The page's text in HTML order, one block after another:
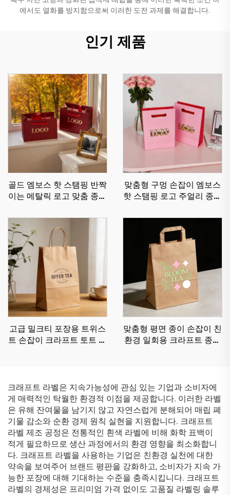
에서도 열화를 방지함으로써 이러한 도전 과제를 해결합니다.
인기 제품
골드 엠보스 핫 스탬핑 반짝
이는 메탈릭 로고 맞춤 종이
이 가방
맞춤형 구멍 손잡이 엠보스
핫 스탬핑 로고 주얼리 종이
고급 밀크티 포장용 트위스
트 손잡이 크라프트 토트 종
맞춤형 평면 종이 손잡이 친
환경 일회용 크라프트 종이
크래프트 라벨은 지속가능성에 관심 있는 기업과 소비자에
게 매력적인 탁월한 환경적 이점을 제공합니다. 이러한 라벨
은 유해 잔여물을 남기지 않고 자연스럽게 분해되어 매립 폐
기물 감소와 순환 경제 원칙 실현을 지원합니다. 크래프트
라벨 제조 공정은 전통적인 흰색 라벨에 비해 화학 표백이
적게 필요하므로 생산 과정에서의 환경 영향을 최소화합니
다. 크래프트 라벨을 사용하는 기업은 친환경 실천에 대한
약속을 보여주어 브랜드 평판을 강화하고, 소비자가 지속 가
능한 포장에 대해 기대하는 수준을 충족시킵니다. 크래프트
라벨의 경제성은 프리미엄 가격 없이도 고품질 라벨링 솔루